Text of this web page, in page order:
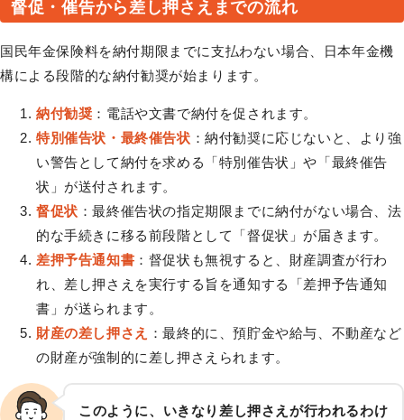
督促・催告から差し押さえまでの流れ
国民年金保険料を納付期限までに支払わない場合、日本年金機
構による段階的な納付勧奨が始まります。
納付勧奨 ：電話や文書で納付を促されます。
特別催告状・最終催告状 ：納付勧奨に応じないと、より強
い警告として納付を求める「特別催告状」や「最終催告
状」が送付されます。
督促状 ：最終催告状の指定期限までに納付がない場合、法
的な手続きに移る前段階として「督促状」が届きます。
差押予告通知書 ：督促状も無視すると、財産調査が行わ
れ、差し押さえを実行する旨を通知する「差押予告通知
書」が送られます。
財産の差し押さえ
：最終的に、預貯金や給与、不動産など
の財産が強制的に差し押さえられます。
このように、いきなり差し押さえが行われるわけ